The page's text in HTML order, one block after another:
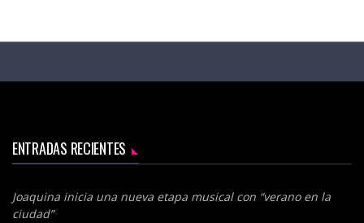
ENTRADAS RECIENTES
Joaquina inicia una nueva etapa musical con “verano en la
ciudad”